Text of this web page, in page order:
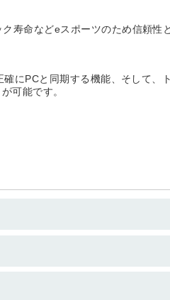
寿命などeスポーツのため信頼性
にPCと同期する機能、そして、
可能です。